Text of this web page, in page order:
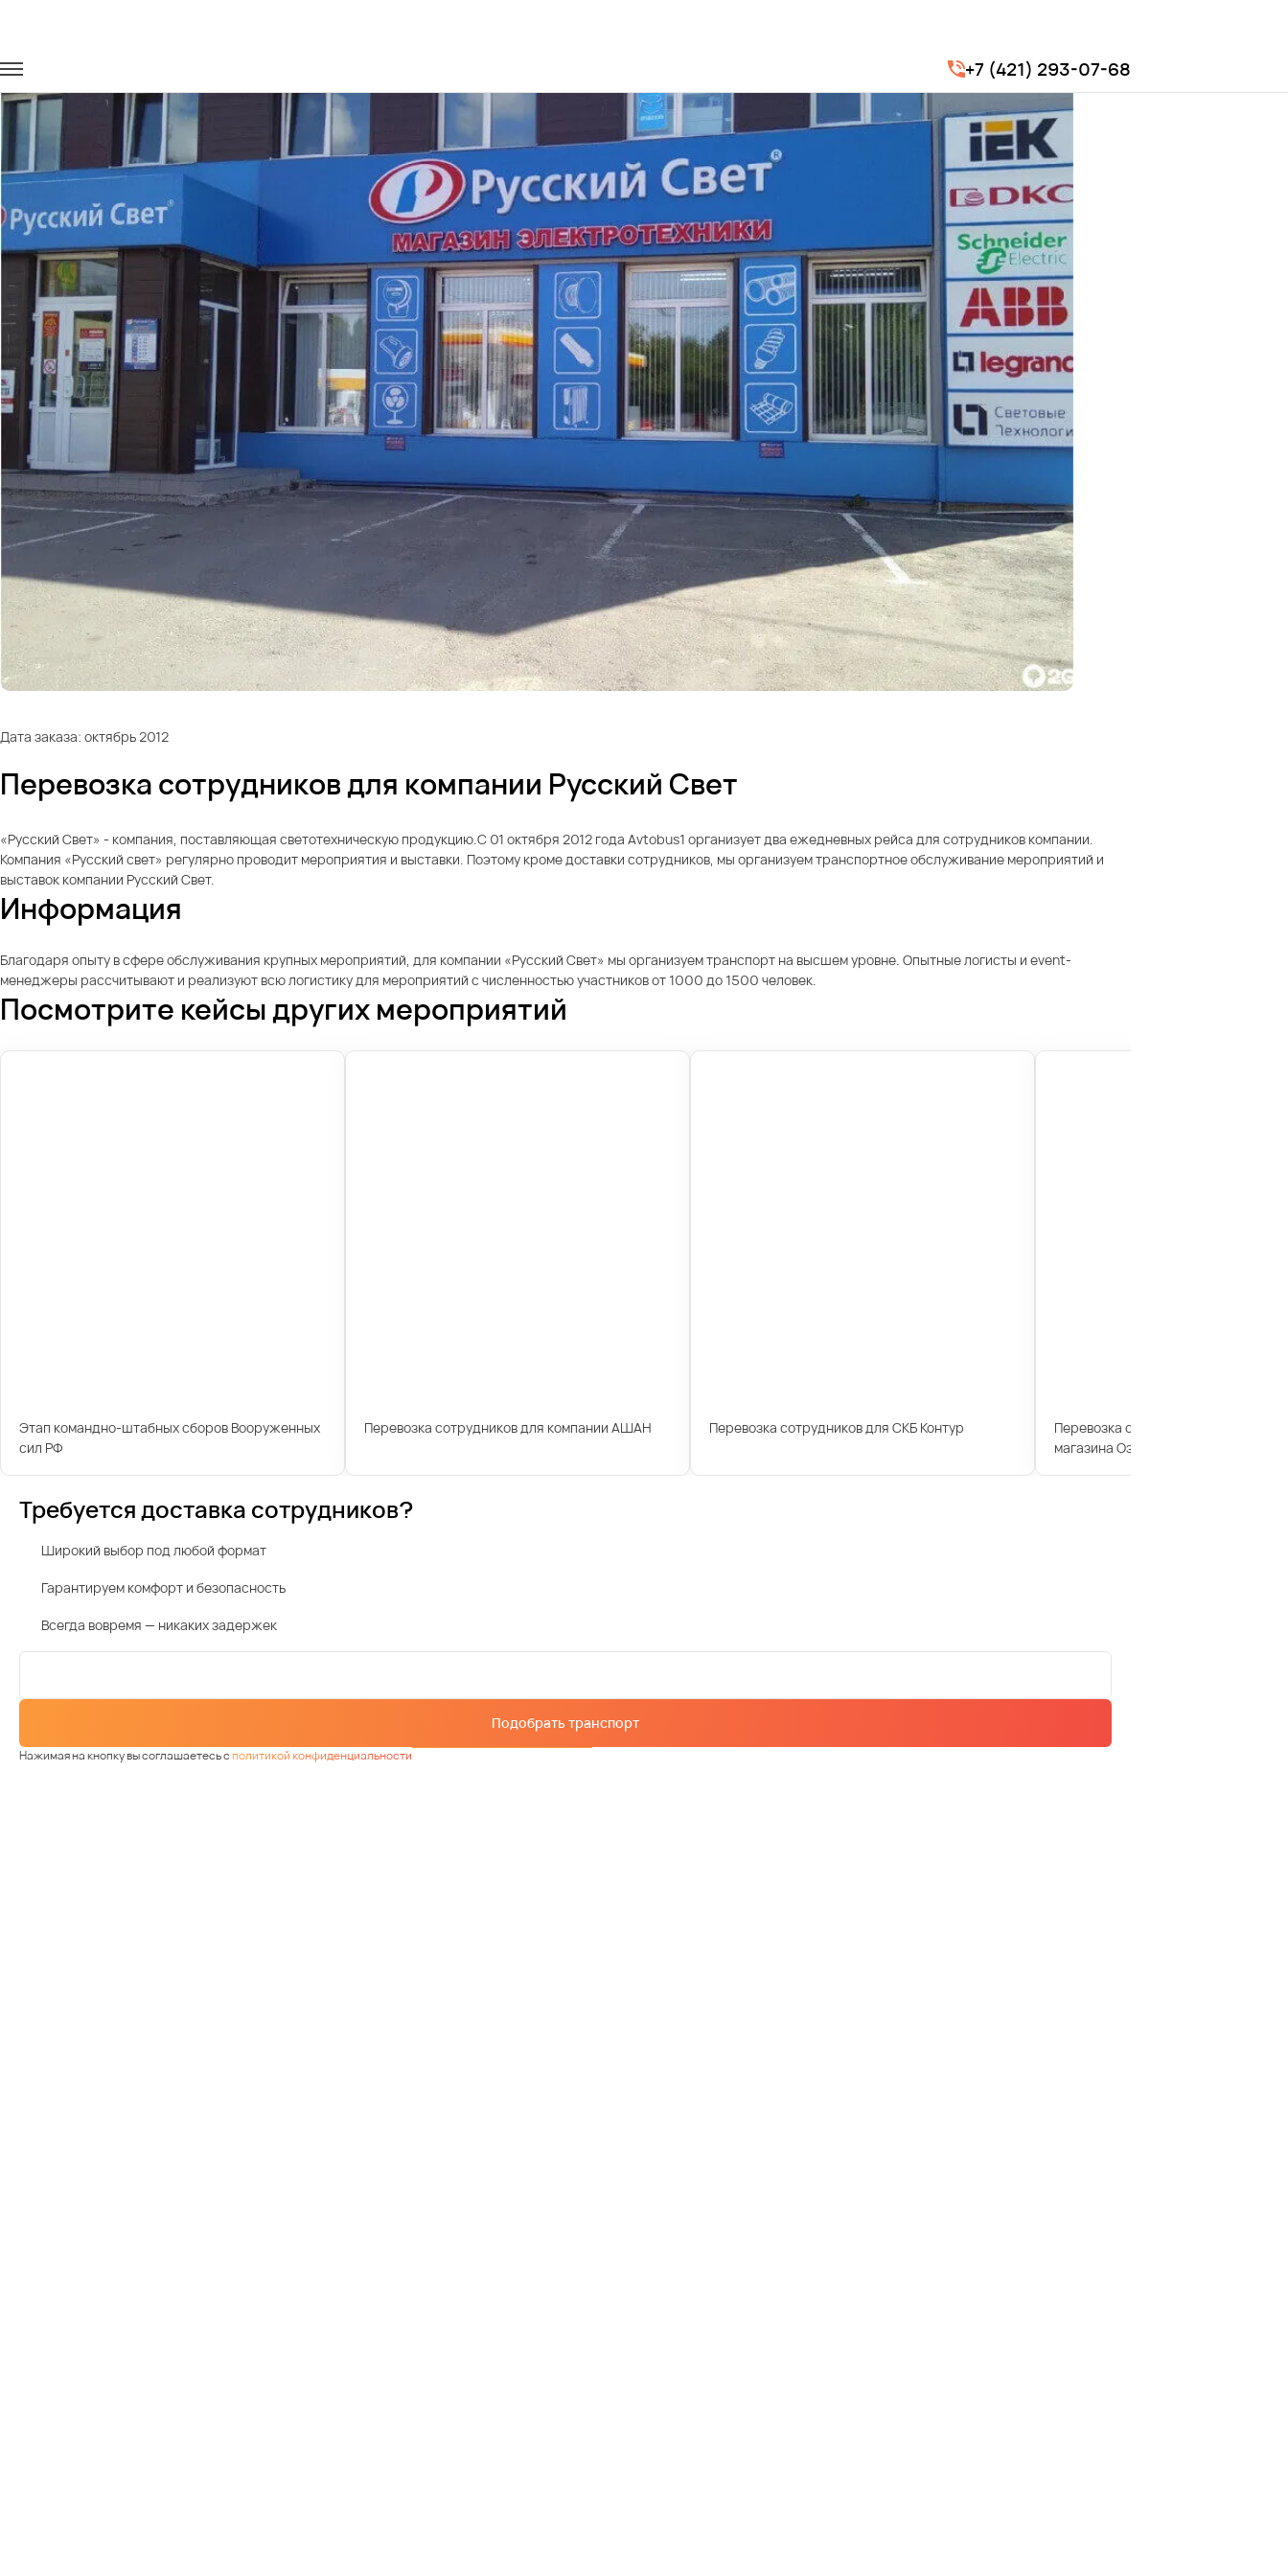
+7 (421) 293-07-68
Дата заказа: октябрь 2012
Перевозка сотрудников для компании Русский Свет
«Русский Свет» - компания, поставляющая светотехническую продукцию.С 01 октября 2012 года Avtobus1 организует два ежедневных рейса для сотрудников компании.
Компания «Русский свет» регулярно проводит мероприятия и выставки. Поэтому кроме доставки сотрудников, мы организуем транспортное обслуживание мероприятий и
выставок компании Русский Свет.
Информация
Благодаря опыту в сфере обслуживания крупных мероприятий, для компании «Русский Свет» мы организуем транспорт на высшем уровне. Опытные логисты и event-
менеджеры рассчитывают и реализуют всю логистику для мероприятий с численностью участников от 1000 до 1500 человек.
Посмотрите кейсы других мероприятий
Этап командно-штабных сборов Вооруженных
сил РФ
Перевозка сотрудников для компании АШАН Перевозка сотрудников для СКБ Контур
Перевозка сотрудников для
магазина Озон
Требуется доставка сотрудников?
Широкий выбор под любой формат
Гарантируем комфорт и безопасность
Всегда вовремя — никаких задержек
Подобрать транспорт
Нажимая на кнопку вы соглашаетесь сполитикой конфиденциальности